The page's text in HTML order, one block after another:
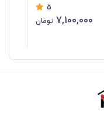
5
7,100,000 تومان